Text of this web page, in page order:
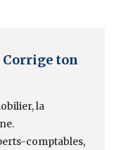
ton
la
comptables,